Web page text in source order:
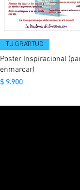
TU GRATITUD
Poster Inspiracional
enmarcar)
Precio
$ 9.900